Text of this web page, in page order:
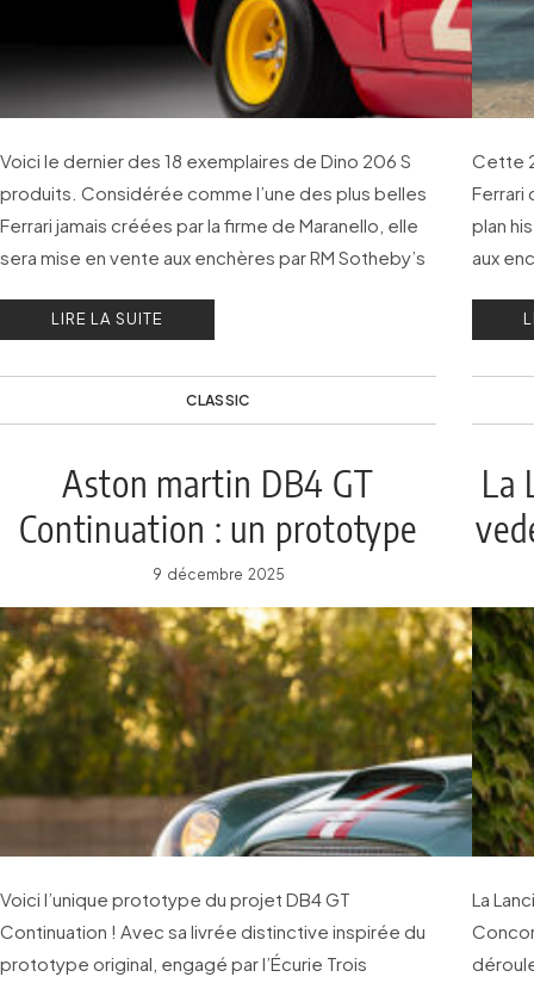
Voici le dernier des 18 exemplaires de Dino 206 S
produits. Considérée comme l’une des plus belles
Ferrari jamais créées par la firme de Maranello, elle
sera mise en vente aux enchères par RM Sotheby’s
LIRE LA SUITE
CLASSIC
Cette
Ferrari
plan
aux
Aston martin DB4 GT
Continuation : un prototype
unique en vente chez RM
Sotheby’s
9 décembre 2025
Voici l’unique prototype du projet DB4 GT
Continuation ! Avec sa livrée distinctive inspirée du
prototype original, engagé par l’Écurie Trois
La
La